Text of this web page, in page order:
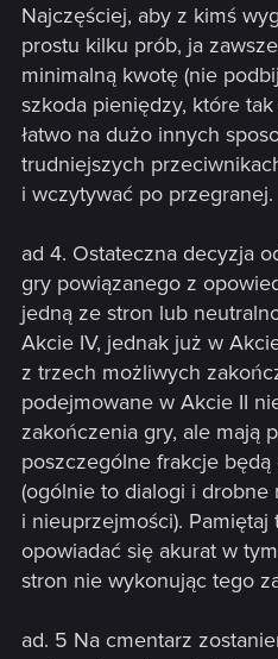
Najczęściej, aby z kimś
prostu kilku prób, ja
minimalną kwotę (nie
szkoda pieniędzy, które
łatwo na dużo innych
trudniejszych
i wczytywać po przegranej.
ad 4. Ostateczna decyzja
gry powiązanego z
jedną ze stron lub
Akcie IV, jednak już w
z trzech możliwych
podejmowane w Akcie II
zakończenia gry, ale mają
poszczególne frakcje będą
(ogólnie to dialogi i
i nieuprzejmości).
opowiadać się akurat w
stron nie wykonując tego
ad. 5 Na cmentarz